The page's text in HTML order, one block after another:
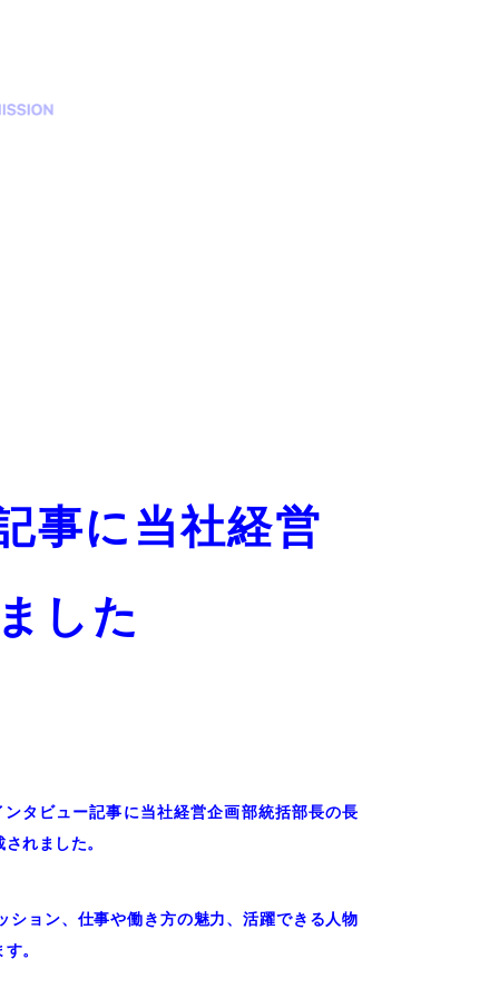
事に当社経営
した
タビュー記事に当社経営企画部統括部長の長
れました。
ション、仕事や働き方の魅力、活躍できる人物
。